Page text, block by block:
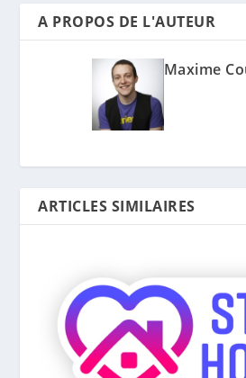
A PROPOS DE L'AUTEUR
Maxime
ARTICLES SIMILAIRES